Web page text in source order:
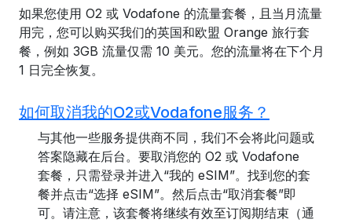
如果您使用 O2 或 Vodafone 的流量套餐，且当月流量
用完，您可以购买我们的英国和欧盟 Orange 旅行套
餐，例如 3GB 流量仅需 10 美元。您的流量将在下个月
1 日完全恢复。
如何取消我的O2或Vodafone服务？
与其他一些服务提供商不同，我们不会将此问题或
答案隐藏在后台。要取消您的 O2 或 Vodafone
套餐，只需登录并进入“我的 eSIM”。找到您的套
餐并点击“选择 eSIM”。然后点击“取消套餐”即
可。请注意，该套餐将继续有效至订阅期结束（通